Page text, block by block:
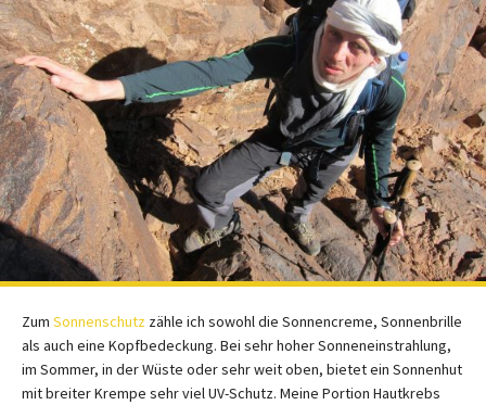
Zum Sonnenschutz zähle ich sowohl die Sonnencreme, Sonnenbrille
als auch eine Kopfbedeckung. Bei sehr hoher Sonneneinstrahlung,
im Sommer, in der Wüste oder sehr weit oben, bietet ein Sonnenhut
mit breiter Krempe sehr viel UV-Schutz. Meine Portion Hautkrebs